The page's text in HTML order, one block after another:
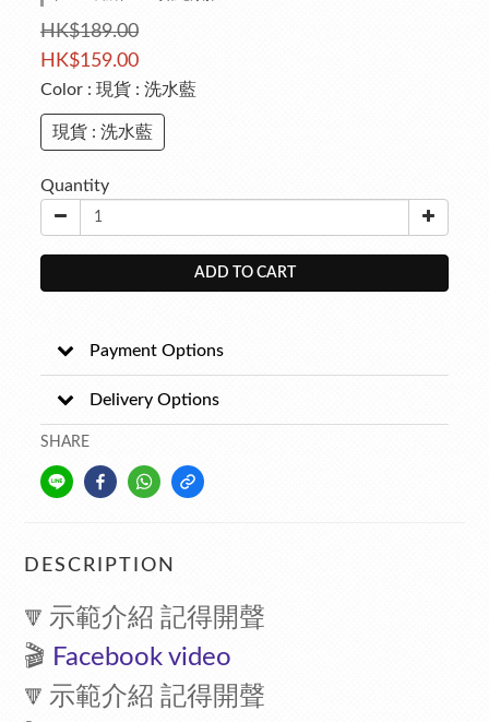
HK$189.00
HK$159.00
Color : 現貨 : 洗水藍
現貨 : 洗水藍
Quantity
ADD TO CART
Payment Options
Delivery Options
SHARE
DESCRIPTION
🔻 示範介紹 記得開聲
🎬 Facebook video
🔻 示範介紹 記得開聲